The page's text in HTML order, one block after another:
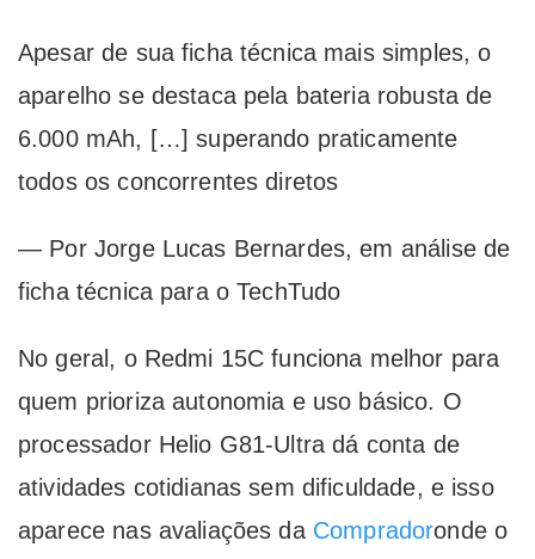
Apesar de sua ficha técnica mais simples, o
aparelho se destaca pela bateria robusta de
6.000 mAh, […] superando praticamente
todos os concorrentes diretos
— Por Jorge Lucas Bernardes, em análise de
ficha técnica para o TechTudo
No geral, o Redmi 15C funciona melhor para
quem prioriza autonomia e uso básico. O
processador Helio G81-Ultra dá conta de
atividades cotidianas sem dificuldade, e isso
aparece nas avaliações da Compradoronde o